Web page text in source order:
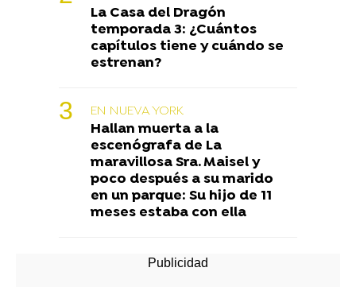
La Casa del Dragón
temporada 3: ¿Cuántos
capítulos tiene y cuándo se
estrenan?
EN NUEVA YORK
Hallan muerta a la
escenógrafa de La
maravillosa Sra. Maisel y
poco después a su marido
en un parque: Su hijo de 11
meses estaba con ella